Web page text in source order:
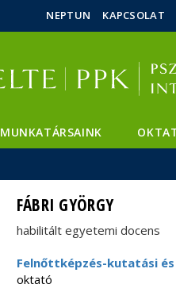
Hírek
Események
ELTE a
NEPTUN KAPCSOLAT
MUNKATÁRSAINK
FÁBRI GYÖRGY
habilitált egyetemi docens
Felnőttképzés-kutatási
oktató